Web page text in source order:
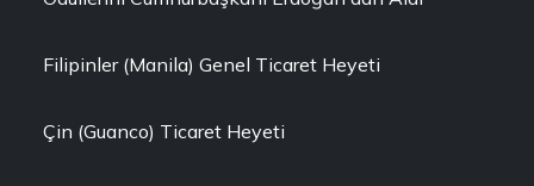
Filipinler (Manila) Genel Ticaret Heyeti
Çin (Guanco) Ticaret Heyeti